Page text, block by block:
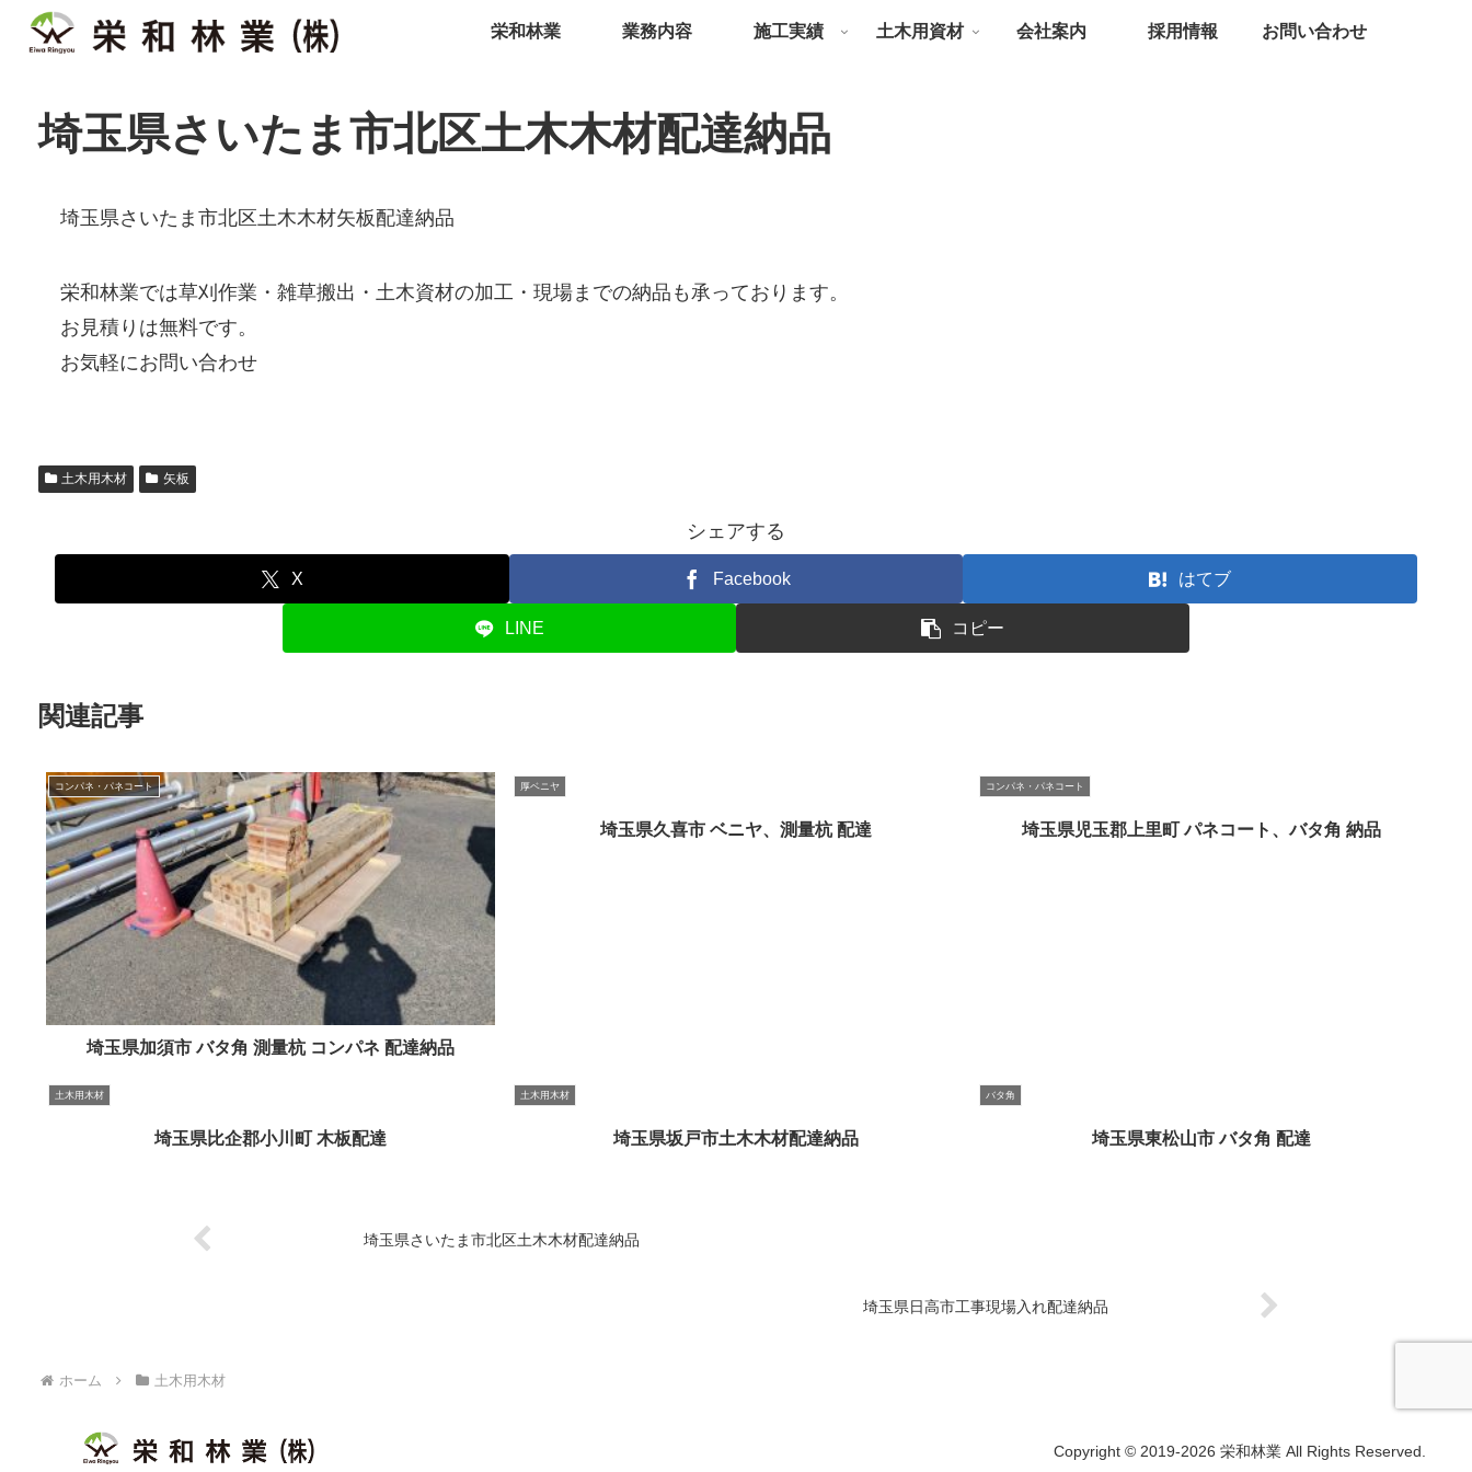
栄和林業 業務内容 施工実績 土木用資材 会社案内 採用情報 お問い合わせ
埼玉県さいたま市北区土木木材配達納品
埼玉県さいたま市北区土木木材矢板配達納品
栄和林業では草刈作業・雑草搬出・土木資材の加工・現場までの納品も承っております。
お見積りは無料です。
お気軽にお問い合わせ
土木用木材 矢板
シェアする
X Facebook はてブ
LINE コピー
関連記事
コンパネ・パネコート
埼玉県加須市 バタ角 測量杭 コンパネ 配達納品
厚ベニヤ
埼玉県久喜市 ベニヤ、測量杭 配達
コンパネ・パネコート
埼玉県児玉郡上里町 パネコート、バタ角 納品
土木用木材
埼玉県比企郡小川町 木板配達
土木用木材
埼玉県坂戸市土木木材配達納品
バタ角
埼玉県東松山市 バタ角 配達
埼玉県さいたま市北区土木木材配達納品
埼玉県日高市工事現場入れ配達納品
ホーム 土木用木材
Copyright © 2019-2026 栄和林業 All Rights Reserved.